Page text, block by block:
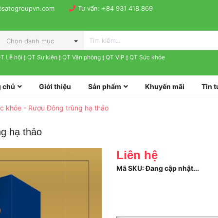
Tư vấn: +84 931 418 869
Chọn danh mục
Lễ hội QT Sự kiện QT Văn phòng QT VIP QT Sức khỏe
chủ Giới thiệu Sản phẩm Khuyến mãi Tin
khỏe - Rượu Đông trùng hạ thảo
hạ thảo
Liên hệ
Mã SKU:Đang cập nhật...